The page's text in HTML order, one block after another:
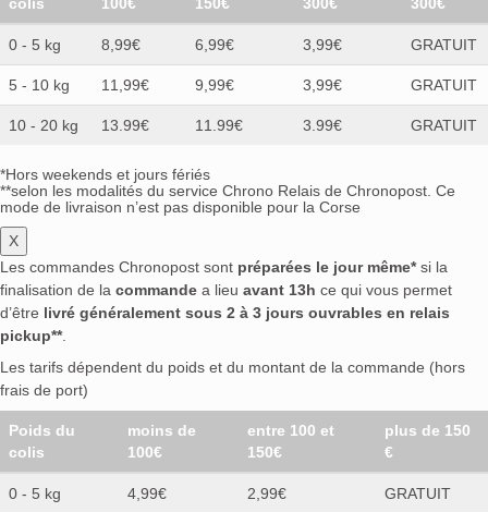
0 - 5 kg 8,99€ 6,99€ 3,99€ GRATUIT
5 - 10 kg 11,99€ 9,99€ 3,99€ GRATUIT
10 - 20 kg 13.99€ 11.99€ 3.99€ GRATUIT
*Hors weekends et jours fériés
**selon les modalités du service Chrono Relais de Chronopost. Ce
mode de livraison n’est pas disponible pour la Corse
X
Les commandes Chronopost sont préparées le jour même*si la
finalisation de la commande a lieu avant 13h ce qui vous permet
d’être livré généralement sous 2 à 3 jours ouvrables en relais
pickup**.
Les tarifs dépendent du poids et du montant de la commande (hors
frais de port)
Poids du
colis
moins de
100€
entre 100 et
150€
plus de 150
€
0 - 5 kg 4,99€ 2,99€ GRATUIT